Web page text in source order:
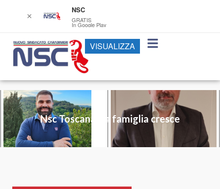
Nsc Toscana. La famiglia cresce
✕
NSC
GRATIS
In Google Play
VISUALIZZA